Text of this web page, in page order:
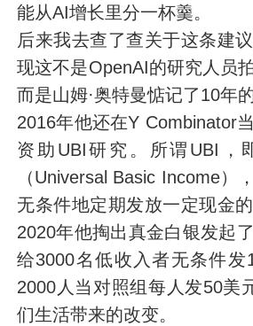
能从AI增长里分一杯羹。
后来我去查了查关于这条建
现这不是OpenAI的研究人员
而是山姆·奥特曼惦记了10年的
2016年他还在Y Combinator
资助UBI研究。所谓UBI，
（Universal Basic Income）
无条件地定期发放一定现金
2020年他掏出真金白银发起
给3000名低收入者无条件发
2000人当对照组每人发50美
们生活带来的改变。